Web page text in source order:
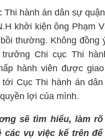
Thi hành án dân sự
khởi kiện ông Phạm
thường. Không đồng
Chi cục Thi
hành viên được
Cục Thi hành án
lợi của mình.
sẽ tìm hiểu, làm
các vụ việc kể trên